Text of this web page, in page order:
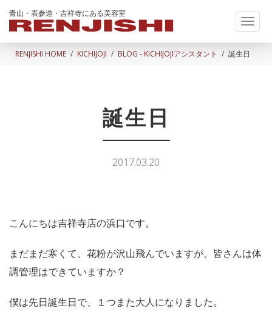
青山・表参道・吉祥寺にある美容室
RENJISHI HOME KICHIJOJI BLOG - KICHIJOJIアシスタント 誕生日
誕生日
2017.03.20
こんにちは吉祥寺店の浜口です。
まだまだ寒くて、花粉が沢山飛んでいますが、皆さんは体
調管理はできていますか？
僕は先日誕生日で、１つまた大人になりました。